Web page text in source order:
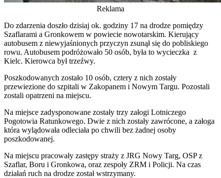
Reklama
Do zdarzenia doszło dzisiaj ok. godziny 17 na drodze pomiędzy
Szaflarami a Gronkowem w powiecie nowotarskim. Kierujący
autobusem z niewyjaśnionych przyczyn zsunął się do pobliskiego
rowu. Autobusem podróżowało 50 osób, była to wycieczka z
Kielc. Kierowca był trzeźwy.
Poszkodowanych zostało 10 osób, cztery z nich zostały
przewiezione do szpitali w Zakopanem i Nowym Targu. Pozostali
zostali opatrzeni na miejscu.
Na miejsce zadysponowane zostały trzy załogi Lotniczego
Pogotowia Ratunkowego. Dwie z nich zostały zawrócone, a załoga
która wylądowała odleciała po chwili bez żadnej osoby
poszkodowanej.
Na miejscu pracowały zastępy straży z JRG Nowy Targ, OSP z
Szaflar, Boru i Gronkowa, oraz zespoły ZRM i Policji. Na czas
działań ruch na drodze został wstrzymany.